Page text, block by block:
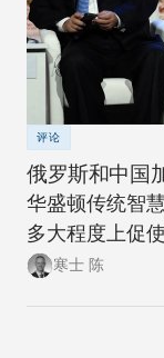
评论
俄罗斯和中国
华盛顿传统智
多大程度上促
此次此刻，正
寒士 陈